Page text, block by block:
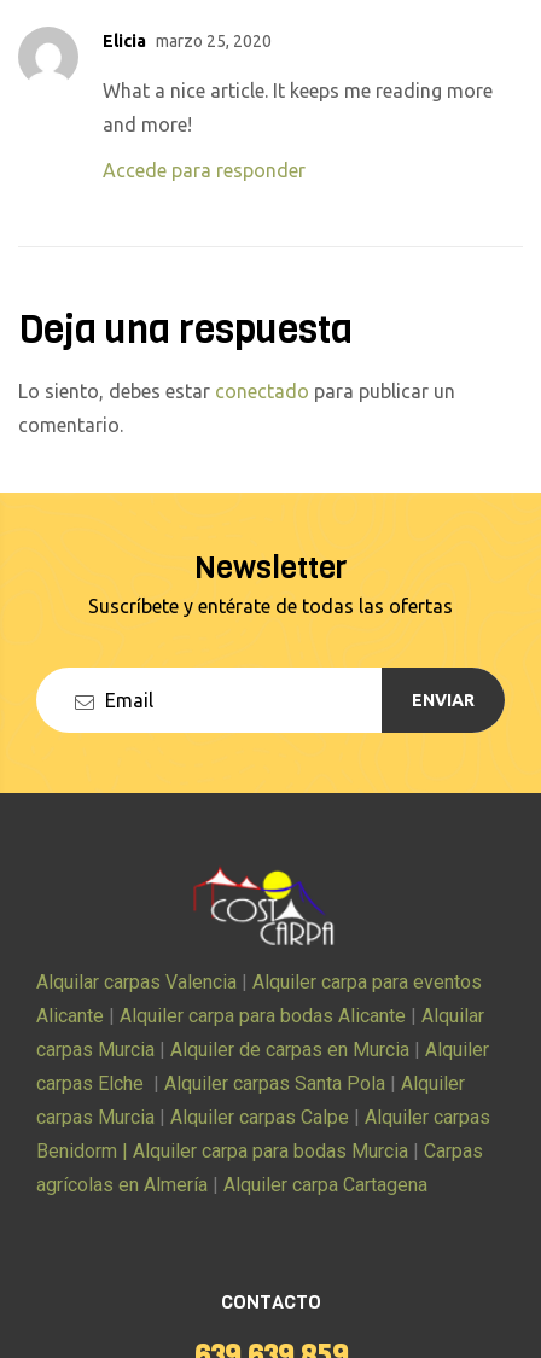
Elicia marzo 25, 2020
What a nice article. It keeps me reading more
and more!
Accede para responder
Deja una respuesta
Lo siento, debes estar conectado para publicar un
comentario.
Newsletter
Suscríbete y entérate de todas las ofertas
ENVIAR
Alquilar carpas Valencia | Alquiler carpa para eventos
Alicante | Alquiler carpa para bodas Alicante | Alquilar
carpas Murcia | Alquiler de carpas en Murcia | Alquiler
carpas Elche | Alquiler carpas Santa Pola | Alquiler
carpas Murcia | Alquiler carpas Calpe | Alquiler carpas
Benidorm | Alquiler carpa para bodas Murcia | Carpas
agrícolas en Almería | Alquiler carpa Cartagena
CONTACTO